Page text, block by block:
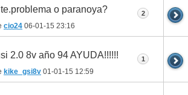
o paranoya?
cio24 06-01-15 23:16
2
2.0 8v año 94 AYUDA!!!!!!
kike_gsi8v 01-01-15 12:59
1